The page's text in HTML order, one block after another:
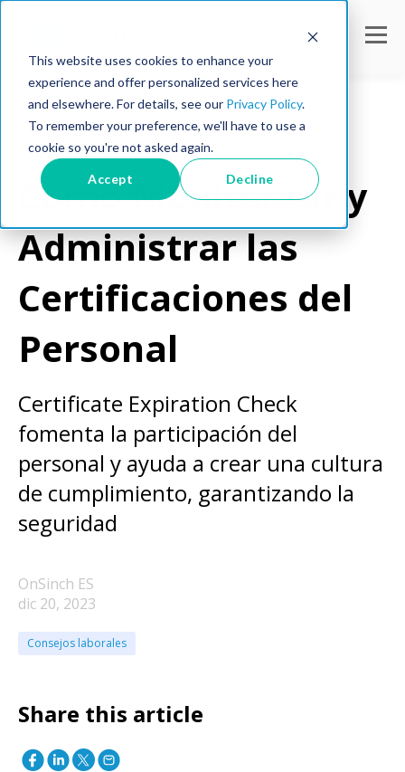
This website uses cookies to enhance your
experience and offer personalized services here
and elsewhere. For details, see our Privacy Policy.
To remember your preference, we'll have to use a
cookie so you're not asked again.
Accept Decline
Consejos laborales
Cómo Monitorear y
Administrar las
Certificaciones del
Personal
Certificate Expiration Check
fomenta la participación del
personal y ayuda a crear una cultura
de cumplimiento, garantizando la
seguridad
OnSinch ES
dic 20, 2023
Consejos laborales
Share this article